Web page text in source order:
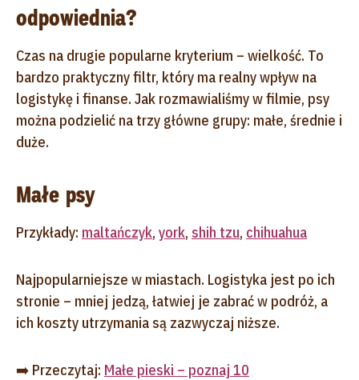
odpowiednia?
Czas na drugie popularne kryterium – wielkość. To
bardzo praktyczny filtr, który ma realny wpływ na
logistykę i finanse. Jak rozmawialiśmy w filmie, psy
można podzielić na trzy główne grupy: małe, średnie i
duże.
Małe psy
Przykłady: maltańczyk, york, shih tzu, chihuahua
Najpopularniejsze w miastach. Logistyka jest po ich
stronie – mniej jedzą, łatwiej je zabrać w podróż, a
ich koszty utrzymania są zazwyczaj niższe.
➡️ Przeczytaj: Małe pieski – poznaj 10